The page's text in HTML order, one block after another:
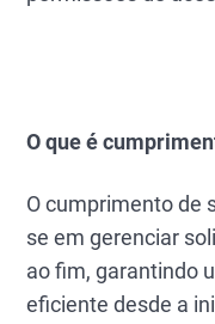
O que é
O cumprimento de
se em gerenciar
ao fim, garantindo
eficiente desde a